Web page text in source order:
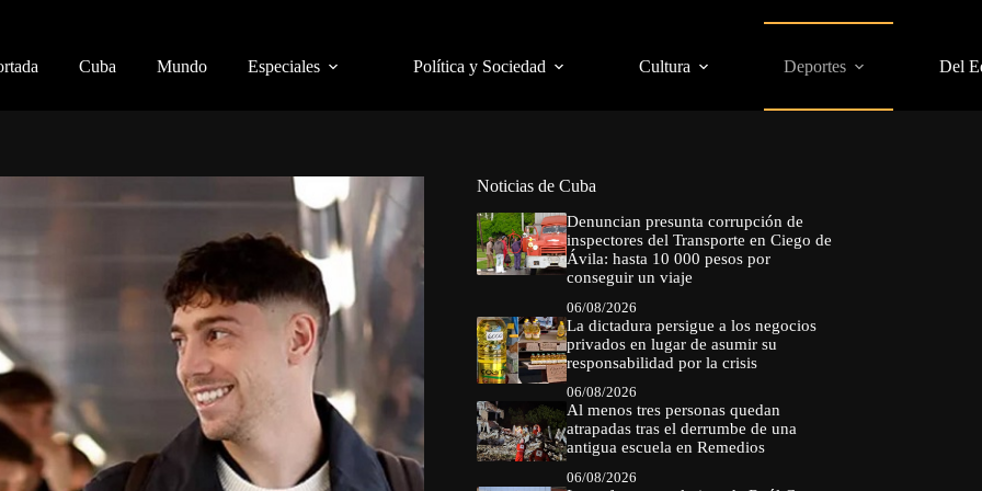
Cuba Mundo Especiales Política y Sociedad Cultura Deportes Del
Noticias de Cuba
Denuncian presunta corrupción de
inspectores del Transporte en Ciego de
Ávila: hasta 10 000 pesos por
conseguir un viaje
06/08/2026
La dictadura persigue a los negocios
privados en lugar de asumir su
responsabilidad por la crisis
06/08/2026
Al menos tres personas quedan
atrapadas tras el derrumbe de una
antigua escuela en Remedios
06/08/2026